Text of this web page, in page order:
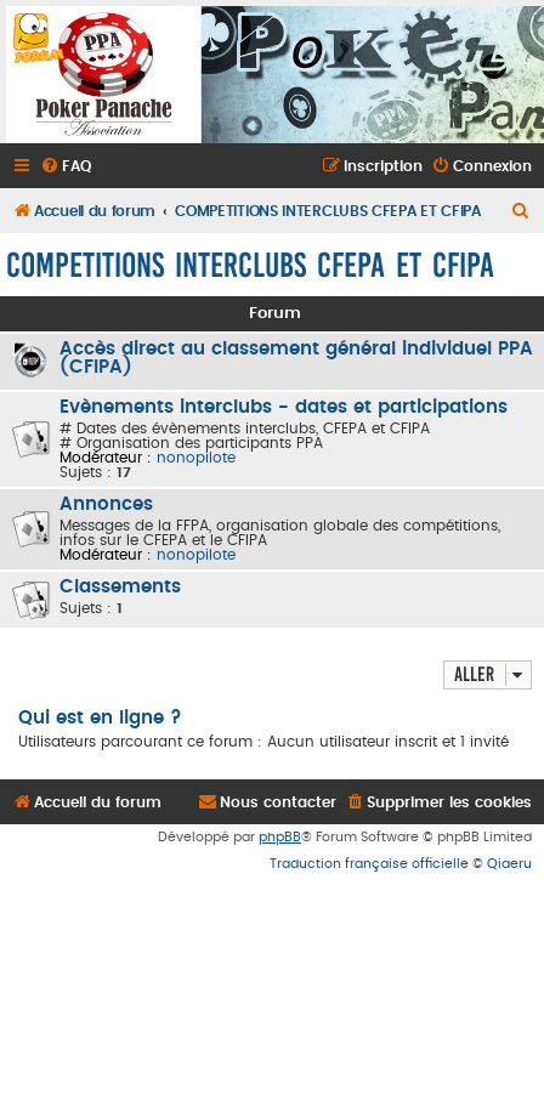
FAQ Connexion
Inscription
Accueil du forum COMPETITIONS INTERCLUBS CFEPA ET CFIPA
e
COMPETITIONS INTERCLUBS CFEPA ET CFIPA
Forum
Accès direct au classement général individuel PPA
(CFIPA)
Evènements interclubs - dates et participations
# Dates des évènements interclubs, CFEPA et CFIPA
# Organisation des participants PPA
Modérateur : nonopilote
Sujets : 17
Annonces
Messages de la FFPA, organisation globale des compétitions,
infos sur le CFEPA et le CFIPA
Modérateur : nonopilote
Classements
Sujets : 1
Aller
Qui est en ligne ?
Utilisateurs parcourant ce forum : Aucun utilisateur inscrit et 1 invité
Accueil du forum Supprimer les cookies
Nous contacter
Développé par phpBB® Forum Software © phpBB Limited
Traduction française officielle © Qiaeru